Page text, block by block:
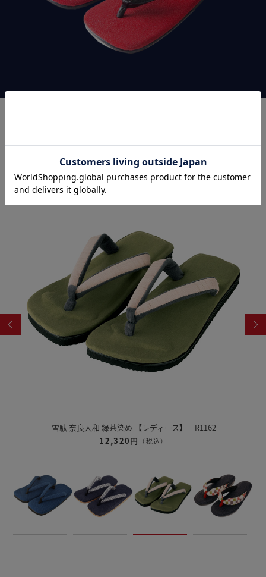
RECOMMEND
雪駄 奈良大和 緑茶染め 【レディース】｜R1162
12,320円 （税込）